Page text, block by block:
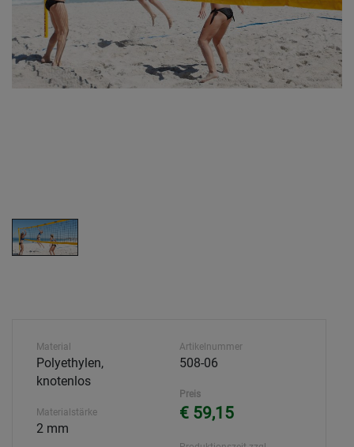
Material
Polyethylen,
knotenlos
Materialstärke
2 mm
Artikelnummer
508-06
Preis
€ 59,15